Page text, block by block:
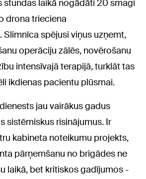
stundas laikā nogādāti 20 smagi
drona trieciena
spējusi viņus uzņemt,
operāciju zālēs, novērošanu
intensīvajā terapijā, turklāt tas
ikdienas pacientu plūsmai.
jau vairākus gadus
sistēmiskus risinājumus. Ir
kabineta noteikumu projekts,
pārņemšanu no brigādes ne
laikā, bet kritiskos gadījumos -